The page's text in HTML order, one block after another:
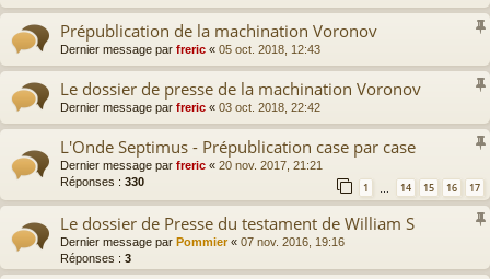
Prépublication de la machination Voronov
Dernier message par freric « 05 oct. 2018, 12:43
Le dossier de presse de la machination Voronov
Dernier message par freric « 03 oct. 2018, 22:42
L'Onde Septimus - Prépublication case par case
Dernier message par freric « 20 nov. 2017, 21:21
Réponses : 330 1 14 15 16 17
Le dossier de Presse du testament de William S
Dernier message par Pommier« 07 nov. 2016, 19:16
Réponses : 3